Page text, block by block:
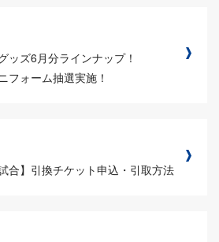
ッズ6月分ラインナップ！
フォーム抽選実施！
合】引換チケット申込・引取方法